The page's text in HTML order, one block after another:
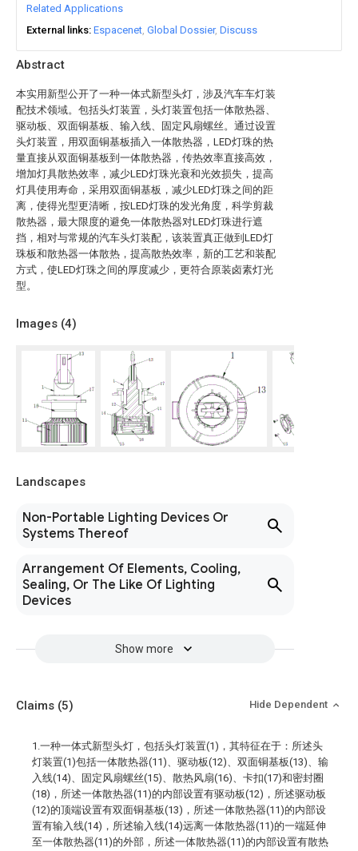
Abstract
本实用新型公开了一种一体式新型头灯，涉及汽车车灯装
配技术领域。包括头灯装置，头灯装置包括一体散热器、
驱动板、双面铜基板、输入线、固定风扇螺丝。通过设置
头灯装置，用双面铜基板插入一体散热器，LED灯珠的热
量直接从双面铜基板到一体散热器，传热效率直接高效，
增加灯具散热效率，减少LED灯珠光衰和光效损失，提高
灯具使用寿命，采用双面铜基板，减少LED灯珠之间的距
离，使得光型更清晰，按LED灯珠的发光角度，科学剪裁
散热器，最大限度的避免一体散热器对LED灯珠进行遮
挡，相对与常规的汽车头灯装配，该装置真正做到LED灯
珠板和散热器一体散热，提高散热效率，新的工艺和装配
方式，使LED灯珠之间的厚度减少，更符合原装卤素灯光
型。
Images (4)
Landscapes
Non-Portable Lighting Devices Or
Systems Thereof
Arrangement Of Elements, Cooling,
Sealing, Or The Like Of Lighting
Devices
Show more
Related Applications
External links Espacenet Global Dossier Discuss
Claims (5) Hide Dependent
1.一种一体式新型头灯，包括头灯装置(1)，其特征在于：所述头
灯装置(1)包括一体散热器(11)、驱动板(12)、双面铜基板(13)、输
入线(14)、固定风扇螺丝(15)、散热风扇(16)、卡扣(17)和密封圈
(18)，所述一体散热器(11)的内部设置有驱动板(12)，所述驱动板
(12)的顶端设置有双面铜基板(13)，所述一体散热器(11)的内部设
置有输入线(14)，所述输入线(14)远离一体散热器(11)的一端延伸
至一体散热器(11)的外部，所述一体散热器(11)的内部设置有散热